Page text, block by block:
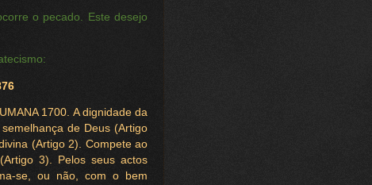
o pecado. Este desejo
1700. A dignidade da
de Deus (Artigo
(Artigo 2). Compete ao
3). Pelos seus actos
se, ou não, com o bem